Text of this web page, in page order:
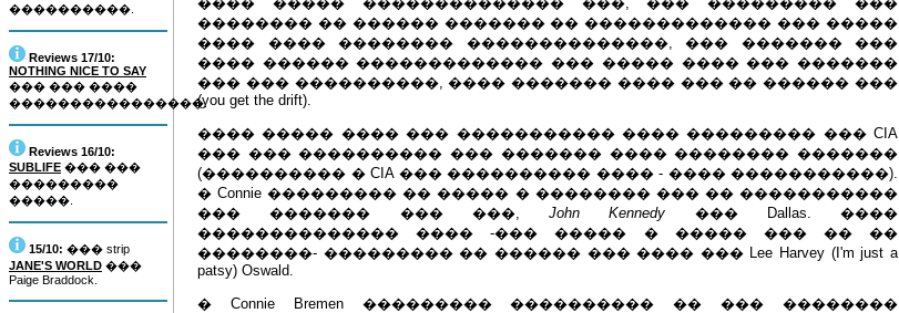
����������.
Reviews 17/10:
NOTHING NICE TO SAY
��� ��� ����
����������������.
Reviews 16/10:
SUBLIFE ��� ���
���������
�����.
15/10: ��� strip
JANE'S WORLD ���
Paige Braddock.
�������� �� ������ ������� �� ������������� ��� �����
���� ���� �������� ��������������, ��� ������� ���
���� ������ ������������� ��� ����� ���� ��� �������
��� ��� ����������, ���� ������� ���� ��� �� ������ ���
(you get the drift).
���� ����� ���� ��� ����������� ���� ��������� ��� CIA
��� ��� ���������� ��� ������� ���� �������� �������
(���������� � CIA ��� ���������� ���� - ���� �����������).
� Connie ��������� �� ����� � �������� ��� �� �����������
��� ������� ��� ���, John Kennedy ��� Dallas. ����
�������������� ���� -��� ����� � ����� ��� �� ��
��������- ��������� �� ������ ��� ���� ��� Lee Harvey (I'm just a
patsy) Oswald.
� Connie Bremen ��������� ���������� �� ��� ��������